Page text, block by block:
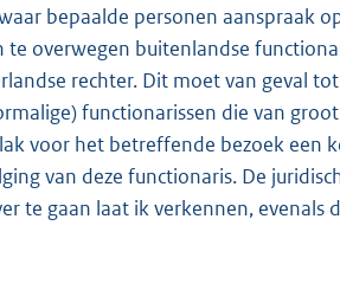
bepaalde personen aanspraak
overwegen buitenlandse
rechter. Dit moet van geval
functionarissen die van
voor het betreffende bezoek een
van deze functionaris. De
te gaan laat ik verkennen, evenals